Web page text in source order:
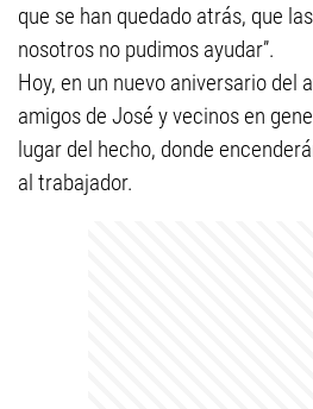
que se han quedado atrás, que
nosotros no pudimos ayudar”.
Hoy, en un nuevo aniversario del
amigos de José y vecinos en
lugar del hecho, donde
al trabajador.